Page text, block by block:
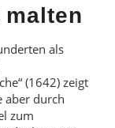
als
(1642) zeigt
aber durch
zum